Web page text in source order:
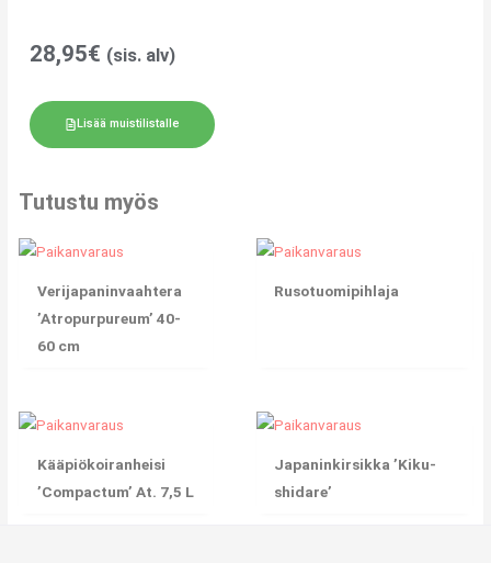
28,95€ (sis. alv)
Lisää muistilistalle
Tutustu myös
Verijapaninvaahtera
’Atropurpureum’ 40-
60 cm
Rusotuomipihlaja
Kääpiökoiranheisi
’Compactum’ At. 7,5 L
Japaninkirsikka ’Kiku-
shidare’